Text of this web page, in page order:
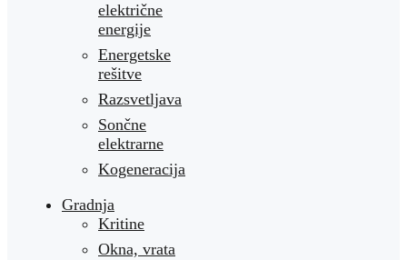
električne
energije
Energetske
rešitve
Razsvetljava
Sončne
elektrarne
Kogeneracija
Gradnja
Kritine
Okna, vrata